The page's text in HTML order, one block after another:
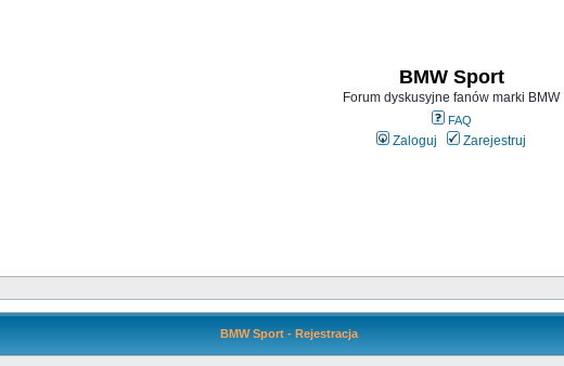
BMW Sport
Forum dyskusyjne fanów marki BMW
FAQ
Zaloguj Zarejestruj
BMW Sport - Rejestracja